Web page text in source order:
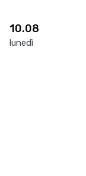
10.08
lunedì